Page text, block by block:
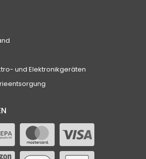
und Elektronikgeräten